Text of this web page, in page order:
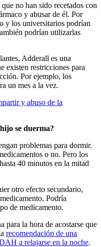
no han sido recetados con
y abusar de él. Por
y los universitarios podrían
podrían utilizarlas
Adderall es una
existen restricciones para
Por ejemplo, los
un mes a la vez.
y abuso de la
se duerma?
problemas para dormir.
o no. Pero los
40 minutos en la mitad
otro efecto secundario,
Podría
de medicamento.
para la hora de acostarse que
recomendación de una
a relajarse en la noche.